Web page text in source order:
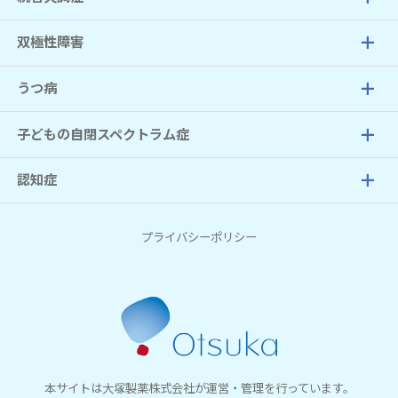
双極性障害
うつ病
子どもの自閉スペクトラム症
認知症
プライバシーポリシー
本サイトは大塚製薬株式会社が運営・管理を行っています。